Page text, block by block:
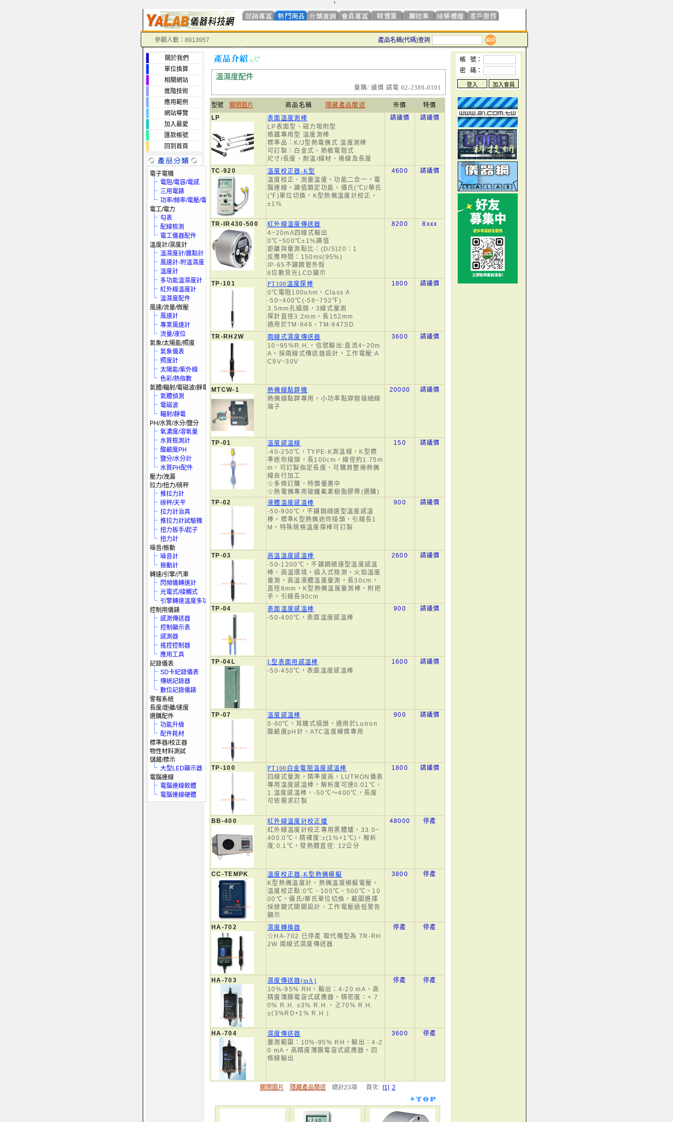
'
參觀人數：8913957 產品名稱(代碼)查詢
關於我們
單位換算
相關網站
進階技術
應用範例
網站導覽
加入最愛
匯款帳號
回到首頁
電子電機
電阻/電容/電感
三用電錶
功率/頻率/電壓/電流
電工/電力
勾表
配線檢測
電工儀器配件
溫度計/濕度計
溫濕度計/露點計
風速計-附溫濕度
溫度計
多功能溫濕度計
紅外線溫度計
溫濕度配件
風速/流量/微壓
風速計
專業風速計
流量/液位
氣象/太陽能/照度
氣象儀表
照度計
太陽能/紫外線
色彩/熱指數
氣體/輻射/電磁波/靜電
氣體偵測
電磁波
輻射/靜電
PH/水質/水分/鹽分
氧濃度/溶氧量
水質檢測計
酸鹼度PH
鹽分/水分計
水質PH配件
壓力/洩漏
拉力/扭力/磅秤
推拉力計
磅秤/天平
拉力計治具
推拉力計試驗機
扭力扳手/起子
扭力計
噪音/振動
噪音計
振動計
轉速/引擎/汽車
閃頻儀轉速計
光電式/接觸式
引擎轉速溫度多功電表
控制用儀錶
感測傳送器
控制顯示表
感測器
搖控控制器
應用工具
記錄儀表
SD卡紀錄儀表
傳統記錄器
數位記錄儀錶
警報系統
長度/距離/速度
選購配件
功能升級
配件耗材
標準器/校正器
物性材料測試
儲藏/標示
大型LED顯示器
電腦連線
電腦連線軟體
電腦連線硬體
溫濕度配件
量購/ 議價 請電 02-2389-0101
型號 關閉圖片 商品名稱 隱藏產品簡述 市價
特價
LP
表面溫度測棒
LP表面型、磁力吸附型
烙鐵專用型 溫度測棒
標準品：K/J型熱電偶式 溫度測棒
可訂製：白金式、熱敏電阻式
尺寸/長度、耐溫/線材、捲線及長度
請議價 請議價
TC-920
溫度校正器-K型
溫度校正、測量溫度，功能二合一，電
腦連線，讀值鎖定功能，攝氏(℃)/華氏
(℉)單位切換，K型熱偶溫度計校正，
±1%
4600 請議價
TR-IR430-500
紅外線溫度傳送器
4~20mA四線式輸出
0℃~500℃±1%讀值
距離與量測點比：(D/S)20：1
反應時間：150ms(95%)
IP-65不鏽鋼管外殼
6位數背光LCD顯示
8200 8xxx
TP-101
PT100溫度探棒
0℃電阻100ohm，Class A
-50~400℃(-58~752℉)
3.5mm孔插頭，3線式量測
探針直徑3.2mm，長152mm
適用於TM-946、TM-947SD
1800 請議價
TR-RH2W
兩線式濕度傳送器
10~95%R.H.，信號輸出:直流4~20m
A，採兩線式傳送器設計，工作電壓:A
C9V~30V
3600 請議價
MTCW-1
熱偶線點銲機
熱偶線點銲專用，小功率點銲熔接細線
端子
20000 請議價
TP-01
溫度感溫線
-40-250℃，TYPE-K測溫線，K型標
準迷你接頭，長100cm，線徑約1.75m
m，可訂製指定長度，可購買整捲熱偶
線自行加工
☆多條訂購，特價優惠中
☆熱電偶專用玻纖氟素樹脂膠帶(選購)
150 請議價
TP-02
液體溫度感溫棒
-50-900℃，不鏽鋼細速型溫度感溫
棒，標準K型熱偶迷你接頭，引線長1
M，特殊規格溫度探棒可訂製
900 請議價
TP-03
高溫溫度感溫棒
-50-1200℃，不鏽鋼細速型溫度感溫
棒，高溫環境，插入式檢測，火焰溫度
量測，高溫液體溫度量測，長30cm，
直徑8mm，K型熱偶溫度量測棒，附把
手，引線長90cm
2600 請議價
TP-04
表面溫度感溫棒
-50-400℃，表面溫度感溫棒
900 請議價
TP-04L
L型表面用感溫棒
-50-450℃，表面溫度感溫棒
1600 請議價
TP-07
溫度感溫棒
0-60℃，耳機式插頭，適用於Lutron
酸鹼度pH計，ATC溫度補償專用
900 請議價
TP-100
PT100白金電阻溫度感溫棒
四線式量測，精準度高，LUTRON儀表
專用溫度感溫棒，解析度可達0.01℃，
1.溫度感溫棒，-50℃～400℃，長度
可依需求訂製
1800 請議價
BB-400
紅外線溫度計校正爐
紅外線溫度計校正專用黑體爐，33.0~
400.0℃，精確度:±(1%+1℃)，解析
度:0.1℃，發熱體直徑: 12公分
48000 停產
CC-TEMPK
溫度校正器-K型熱偶模擬
K型熱偶溫度計，熱偶溫度模擬電壓，
溫度校正點:0℃、100℃、500℃、10
00℃，攝氏/華氏單位切換，範圍選擇
採按鍵式開關設計，工作電壓過低警告
顯示
3800 停產
HA-702
濕度轉換器
☆HA-702 已停產 取代機型為 TR-RH
2W 兩線式濕度傳送器
停產 停產
HA-703
濕度傳送器(mA)
10%-95% RH，輸出：4-20 mA，高
精度薄膜電容式感應器，精密度：< 7
0% R.H. ±3% R.H.、≧70% R.H.
±(3%RD+1% R.H.)
停產 停產
HA-704
濕度傳送器
量測範圍：10%-95% RH，輸出：4-2
0 mA，高精度薄膜電容式感應器，四
條線輸出
3600 停產
關閉圖片 隱藏產品簡述總計23項 頁次: [1] 2
帳 號：
密 碼：